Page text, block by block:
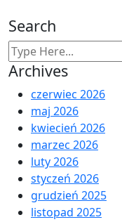
Search
Archives
czerwiec 2026
maj 2026
kwiecień 2026
marzec 2026
luty 2026
styczeń 2026
grudzień 2025
listopad 2025